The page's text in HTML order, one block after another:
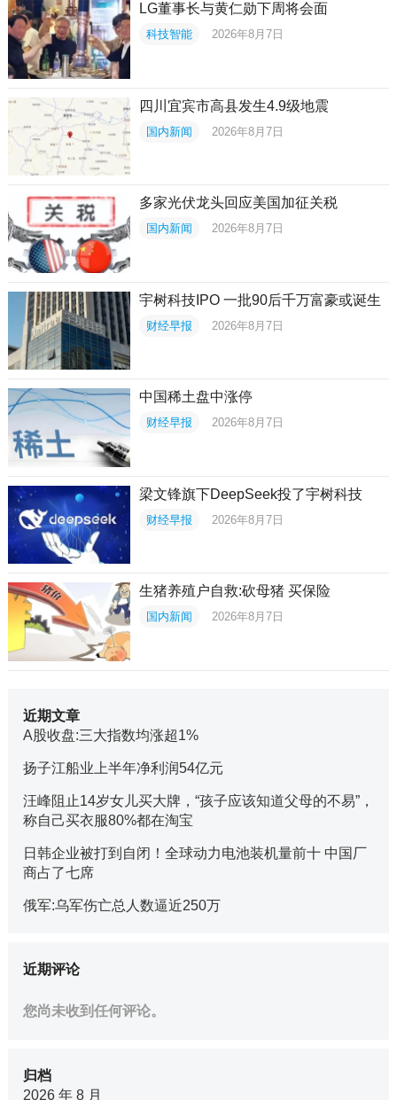
LG董事长与黄仁勋下周将会面
科技智能 2026年8月7日
四川宜宾市高县发生4.9级地震
国内新闻 2026年8月7日
多家光伏龙头回应美国加征关税
国内新闻 2026年8月7日
宇树科技IPO 一批90后千万富豪或诞生
财经早报 2026年8月7日
中国稀土盘中涨停
财经早报 2026年8月7日
梁文锋旗下DeepSeek投了宇树科技
财经早报 2026年8月7日
生猪养殖户自救:砍母猪 买保险
国内新闻 2026年8月7日
近期文章
A股收盘:三大指数均涨超1%
扬子江船业上半年净利润54亿元
汪峰阻止14岁女儿买大牌，“孩子应该知道父母的不易”，
称自己买衣服80%都在淘宝
日韩企业被打到自闭！全球动力电池装机量前十 中国厂
商占了七席
俄军:乌军伤亡总人数逼近250万
近期评论
您尚未收到任何评论。
归档
2026 年 8 月